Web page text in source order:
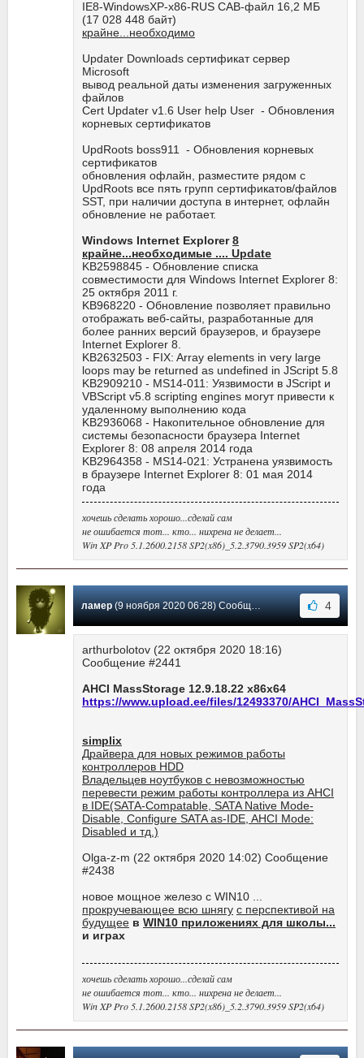
IE8-WindowsXP-x86-RUS CAB-файл 16,2 МБ
(17 028 448 байт)
крайне...необходимо
Updater Downloads сертификат сервер
Microsoft
вывод реальной даты изменения загруженных
файлов
Cert Updater v1.6 User help User - Обновления
корневых сертификатов
UpdRoots boss911 - Обновления корневых
сертификатов
обновления офлайн, разместите рядом с
UpdRoots все пять групп сертификатов/файлов
SST, при наличии доступа в интернет, офлайн
обновление не работает.
Windows Internet Explorer8
крайне...необходимые .... Update
KB2598845 - Обновление списка
совместимости для Windows Internet Explorer 8:
25 октября 2011 г.
KB968220 - Обновление позволяет правильно
отображать веб-сайты, разработанные для
более ранних версий браузеров, и браузере
Internet Explorer 8.
KB2632503 - FIX: Array elements in very large
loops may be returned as undefined in JScript 5.8
KB2909210 - MS14-011: Уязвимости в JScript и
VBScript v5.8 scripting engines могут привести к
удаленному выполнению кода
KB2936068 - Накопительное обновление для
системы безопасности браузера Internet
Explorer 8: 08 апреля 2014 года
KB2964358 - MS14-021: Устранена уязвимость
в браузере Internet Explorer 8: 01 мая 2014
года
хочешь сделать хорошо...сделай сам
не ошибается тот... кто... нихрена не делает...
Win XP Pro 5.1.2600.2158 SP2(x86)_5.2.3790.3959 SP2(x64)
ламер(9 ноября 2020 06:28) Сообщение #2441 4
arthurbolotov (22 октября 2020 18:16)
Сообщение #2441
AHCI MassStorage 12.9.18.22 x86x64
https://www.upload.ee/files/12493370/
simplix
Драйвера для новых режимов работы
контроллеров HDD
Владельцев ноутбуков с невозможностью
перевести режим работы контроллера из AHCI
в IDE(SATA-Compatable, SATA Native Mode-
Disable, Configure SATA as-IDE, AHCI Mode:
Disabled и тд.)
Olga-z-m (22 октября 2020 14:02) Сообщение
#2438
новое мощное железо c WIN10 ...
прокручевающее всю шнягу с перспективой на
будущее в WIN10 приложениях для школы...
и играх
хочешь сделать хорошо...сделай сам
не ошибается тот... кто... нихрена не делает...
Win XP Pro 5.1.2600.2158 SP2(x86)_5.2.3790.3959 SP2(x64)